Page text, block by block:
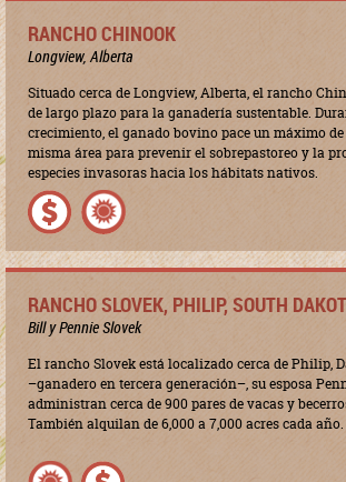
RANCHO CHINOOK
Longview, Alberta
Situado cerca de Longview, Alberta, el rancho
de largo plazo para la ganadería sustentable.
crecimiento, el ganado bovino pace un máximo
misma área para prevenir el sobrepastoreo y la
especies invasoras hacia los hábitats nativos.
RANCHO SLOVEK, PHILIP, SOUTH
Bill y Pennie Slovek
El rancho Slovek está localizado cerca de Philip,
–ganadero en tercera generación–, su esposa
administran cerca de 900 pares de vacas y
También alquilan de 6,000 a 7,000 acres cada año.